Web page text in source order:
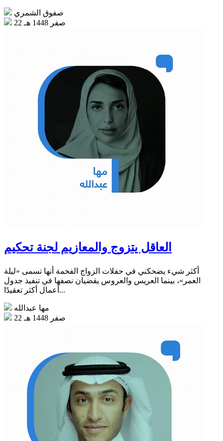
صفوق الشمري
22 صفر 1448 هـ
العاقل يتزوج والمعازيم لجنة تحكيم
أكثر شيء يضحكني في حفلات الزواج الفخمة أنها تسمى «ليلة
العمر»، بينما العريس والعروس يقضيان نصفها في تنفيذ جدول
أعمال أكثر تعقيدًا...
مها عبدالله
22 صفر 1448 هـ